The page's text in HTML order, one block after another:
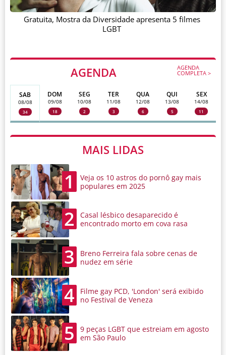
AGENDA AGENDA
COMPLETA >
SAB
08/08
34
DOM
09/08
18
SEG
10/08
2
TER
11/08
3
QUA
12/08
6
QUI
13/08
5
SEX
14/08
11
MAIS LIDAS
1
Veja os 10 astros do pornô gay mais
populares em 2025
2
Casal lésbico desaparecido é
encontrado morto em cova rasa
3
Breno Ferreira fala sobre cenas de
nudez em série
4
Filme gay PCD, 'London' será exibido
no Festival de Veneza
5
9 peças LGBT que estreiam em agosto
em São Paulo
Gratuita, Mostra da Diversidade apresenta 5 filmes
LGBT